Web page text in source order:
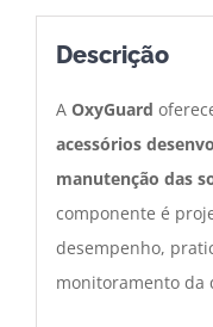
Descrição
A OxyGuard
acessórios
manutenção das
componente é
desempenho,
monitoramento da